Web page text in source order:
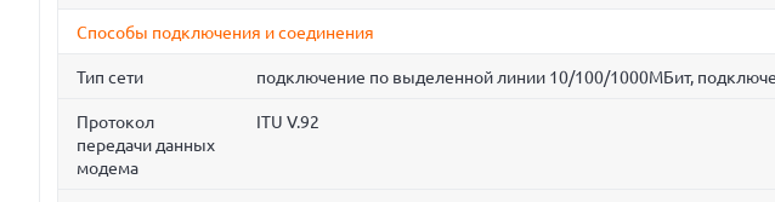
Способы подключения и соединения
Тип сети подключение по выделенной линии 10/100/1000МБит,
Протокол
передачи данных
модема
ITU V.92